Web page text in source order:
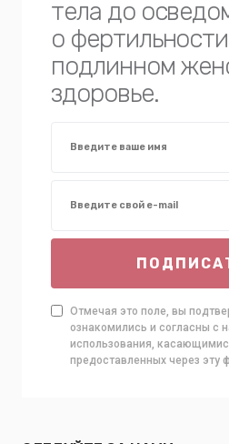
тела до
о
подлинном
здоровье.
Отмечая это поле, вы
ознакомились и согласны с
использования,
предоставленных через эту